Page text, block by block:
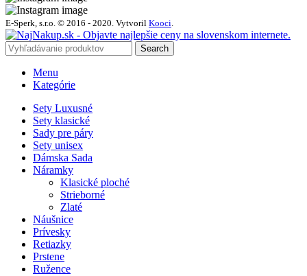
E-Sperk, s.r.o. © 2016 - 2020. Vytvoril Kooci.
Search
Menu
Kategórie
Sety Luxusné
Sety klasické
Sady pre páry
Sety unisex
Dámska Sada
Náramky
Klasické ploché
Strieborné
Zlaté
Náušnice
Prívesky
Retiazky
Prstene
Ružence